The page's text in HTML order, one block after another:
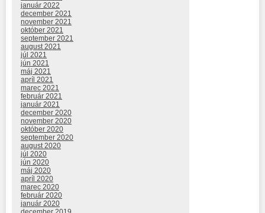
január 2022
december 2021
november 2021
október 2021
september 2021
august 2021
júl 2021
jún 2021
máj 2021
apríl 2021
marec 2021
február 2021
január 2021
december 2020
november 2020
október 2020
september 2020
august 2020
júl 2020
jún 2020
máj 2020
apríl 2020
marec 2020
február 2020
január 2020